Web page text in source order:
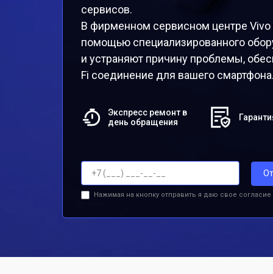
сервисов.
В фирменном сервисном центре
помощью специализированного
и устраняют причину проблемы,
Fi соединение для вашего смартфона.
Экспресс ремонт в
день обращения
Нажимая на кнопку отправить я даю свое согласие